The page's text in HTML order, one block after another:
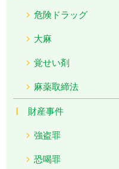
危険ドラッグ
大麻
覚せい剤
麻薬取締法
財産事件
強盗罪
恐喝罪